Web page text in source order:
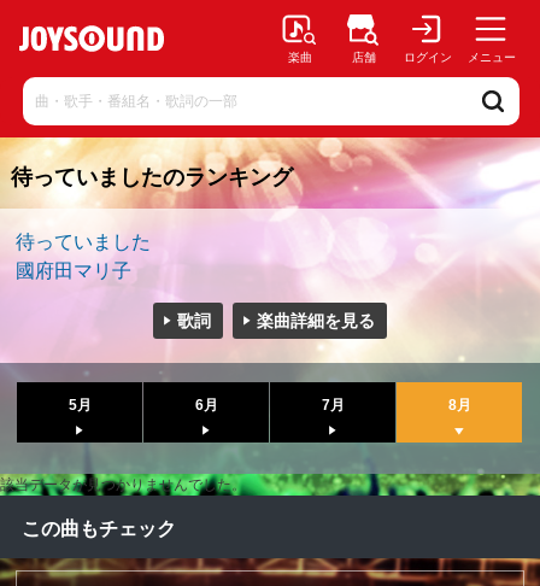
楽曲 店舗 ログイン メニュー
待っていましたのランキング
待っていました
國府田マリ子
歌詞 楽曲詳細を見る
5月 6月 7月 8月
該当データが見つかりませんでした。
この曲もチェック